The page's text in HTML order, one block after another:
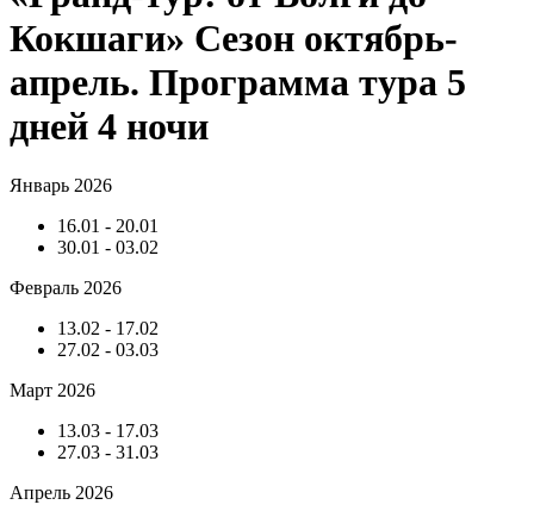
Кокшаги» Сезон октябрь-
апрель. Программа тура 5
дней 4 ночи
Январь 2026
16.01 - 20.01
30.01 - 03.02
Февраль 2026
13.02 - 17.02
27.02 - 03.03
Март 2026
13.03 - 17.03
27.03 - 31.03
Апрель 2026